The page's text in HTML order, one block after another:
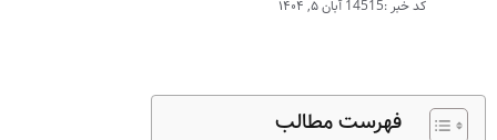
کد خبر :14515 آبان ۵, ۱۴۰۴
فهرست مطالب